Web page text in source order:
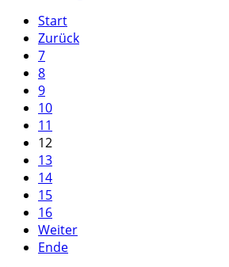
Start
Zurück
7
8
9
10
11
12
13
14
15
16
Weiter
Ende